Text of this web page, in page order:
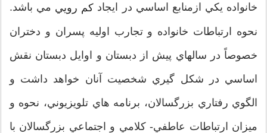
خانواده يکي ازمنابع اساسي در ايجاد کم رويي مي باشد.
نحوه ارتباطات خانواده و تجارب اوليه پسران و دختران
خصوصاً در سالهاي پيش از دبستان و اوايل دبستان نقش
اساسي در شکل گيري شخصيت آنان خواهد داشت و
الگوي رفتاري بزرگسالان، برنامه هاي تلويزيوني، نحوه و
ميزان ارتباطات عاطفي- کلامي و اجتماعي بزرگسالان با